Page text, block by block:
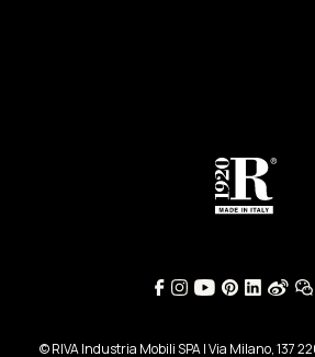
© RIVA Industria Mobili SPA | Via Milano, 137